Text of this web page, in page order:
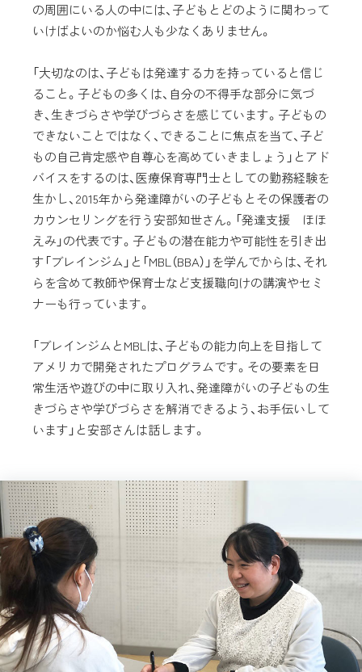
の周囲にいる人の中には、子どもとどのように関わって
いけばよいのか悩む人も少なくありません。
「大切なのは、子どもは発達する力を持っていると信じ
ること。子どもの多くは、自分の不得手な部分に気づ
き、生きづらさや学びづらさを感じています。子どもの
できないことではなく、できることに焦点を当て、子ど
もの自己肯定感や自尊心を高めていきましょう」とアド
バイスをするのは、医療保育専門士としての勤務経験を
生かし、2015年から発達障がいの子どもとその保護者の
カウンセリングを行う安部知世さん。「発達支援 ほほ
えみ」の代表です。子どもの潜在能力や可能性を引き出
す「ブレインジム」と「MBL（BBA）」を学んでからは、それ
らを含めて教師や保育士など支援職向けの講演やセミ
ナーも行っています。
「ブレインジムとMBLは、子どもの能力向上を目指して
アメリカで開発されたプログラムです。その要素を日
常生活や遊びの中に取り入れ、発達障がいの子どもの生
きづらさや学びづらさを解消できるよう、お手伝いして
います」と安部さんは話します。